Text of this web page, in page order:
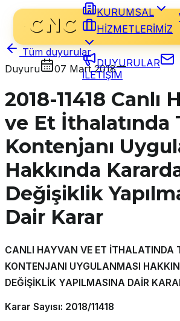
KURUMSAL
HİZMETLERİMİZ
DUYURULAR
İLETİŞİM
Tüm duyurular
Duyuru
07 Mart 2018
2018-11418 Canlı
ve Et İthalatında
Kontenjanı
Hakkında
Değişiklik
Dair Karar
CANLI HAYVAN VE ET İTHALATINDA
KONTENJANI UYGULANMASI
DEĞİŞİKLİK YAPILMASINA DAİR
Karar Sayısı: 2018/11418